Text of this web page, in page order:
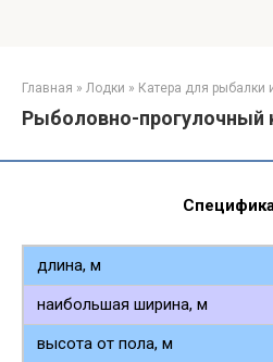
Главная » Лодки » Катера для рыбалки
Рыболовно-прогулочный
длина, м
наибольшая ширина, м
высота от пола, м